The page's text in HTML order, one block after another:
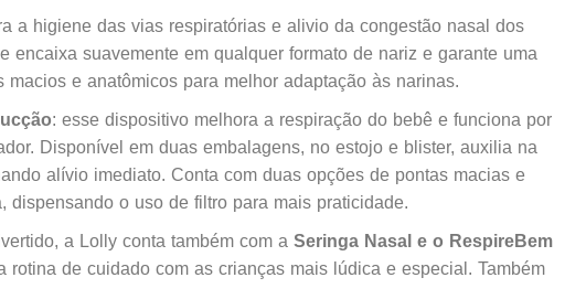
a higiene das vias respiratórias e alivio da congestão nasal dos
encaixa suavemente em qualquer formato de nariz e garante uma
macios e anatômicos para melhor adaptação às narinas.
: esse dispositivo melhora a respiração do bebê e funciona por
Disponível em duas embalagens, no estojo e blister, auxilia na
alívio imediato. Conta com duas opções de pontas macias e
dispensando o uso de filtro para mais praticidade.
a Lolly conta também com a Seringa Nasal e o RespireBem
rotina de cuidado com as crianças mais lúdica e especial. Também